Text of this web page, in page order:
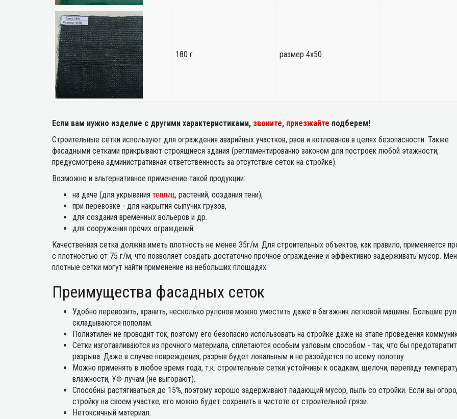
180 г размер 4х50
Если вам нужно изделие с другими характеристиками, звоните, приезжайте подберем!
Строительные сетки используют для ограждения аварийных участков, рвов и котлованов в целях безопасности. Также
фасадными сетками прикрывают строящиеся здания (регламентированно законом для построек любой этажности,
предусмотрена административная ответственность за отсутствие сеток на стройке).
Возможно и альтернативное применение такой продукции:
на даче (для укрывания теплиц, растений, создания тени),
при перевозке - для накрытия сыпучих грузов,
для создания временных вольеров и др.
для сооружения прочих ограждений.
Качественная сетка должна иметь плотность не менее 35г/м. Для строительных объектов, как правило, применяется
с плотностью от 75 г/м, что позволяет создать достаточно прочное ограждение и эффективно задерживать мусор.
плотные сетки могут найти применение на небольших площадях.
Преимущества фасадных сеток
Удобно перевозить, хранить, несколько рулонов можно уместить даже в багажник легковой машины. Большие
складываются пополам.
Полиэтилен не проводит ток, поэтому его безопасно использовать на стройке даже на этапе проведения
Сетки изготавливаются из прочного материала, сплетаются особым узловым способом - так, что бы
разрыва. Даже в случае повреждения, разрыв будет локальным и не разойдется по всему полотну.
Можно применять в любое время года, т.к. строительные сетки устойчивы к осадкам, щелочи, перепаду
влажности, УФ-лучам (не выгорают).
Способны растягиваться до 15%, поэтому хорошо задерживают падающий мусор, пыль со стройки. Если вы
стройку на своем участке, его можно будет сохранить в чистоте от строительной грязи.
Нетоксичный материал.